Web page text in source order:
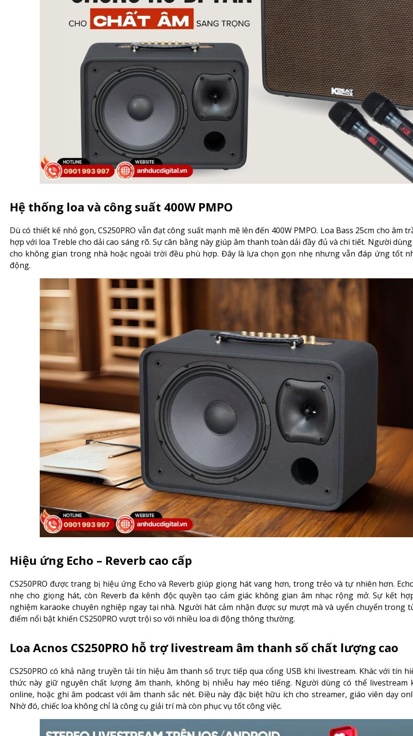
Hệ thống loa và công suất 400W PMPO
Dù có thiết kế nhỏ gọn, CS250PRO vẫn đạt công suất mạnh mẽ lên đến 400W PMPO. Loa Bass 25cm cho âm
hợp với loa Treble cho dải cao sáng rõ. Sự cân bằng này giúp âm thanh toàn dải đầy đủ và chi tiết. Người
cho không gian trong nhà hoặc ngoài trời đều phù hợp. Đây là lựa chọn gọn nhẹ nhưng vẫn đáp ứng tốt
động.
Hiệu ứng Echo – Reverb cao cấp
CS250PRO được trang bị hiệu ứng Echo và Reverb giúp giọng hát vang hơn, trong trẻo và tự nhiên hơn.
nhẹ cho giọng hát, còn Reverb đa kênh độc quyền tạo cảm giác không gian âm nhạc rộng mở. Sự kết
nghiệm karaoke chuyên nghiệp ngay tại nhà. Người hát cảm nhận được sự mượt mà và uyển chuyển trong
điểm nổi bật khiến CS250PRO vượt trội so với nhiều loa di động thông thường.
Loa Acnos CS250PRO hỗ trợ livestream âm thanh số chất lượng cao
CS250PRO có khả năng truyền tải tín hiệu âm thanh số trực tiếp qua cổng USB khi livestream. Khác với tín
thức này giữ nguyên chất lượng âm thanh, không bị nhiễu hay méo tiếng. Người dùng có thể livestream
online, hoặc ghi âm podcast với âm thanh sắc nét. Điều này đặc biệt hữu ích cho streamer, giáo viên dạy
Nhờ đó, chiếc loa không chỉ là công cụ giải trí mà còn phục vụ tốt công việc.